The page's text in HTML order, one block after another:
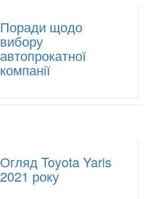
Поради щодо
вибору
автопрокатної
компанії
Огляд Toyota Yaris
2021 року